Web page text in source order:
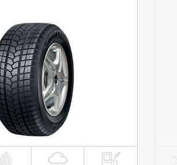
inkl. MwST